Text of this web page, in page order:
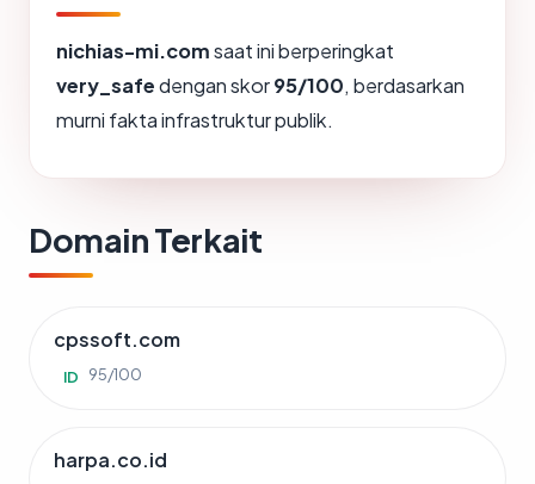
nichias-mi.comsaat ini berperingkat
very_safedengan skor95/100, berdasarkan
murni fakta infrastruktur publik.
Domain Terkait
cpssoft.com
ID 95/100
harpa.co.id